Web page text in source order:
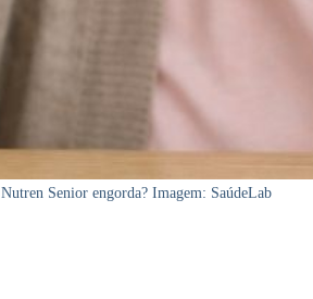
Nutren Senior engorda? Imagem: SaúdeLab